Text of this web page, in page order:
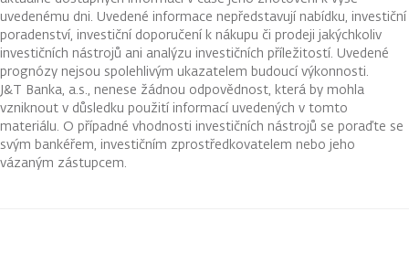
uvedenému dni. Uvedené informace nepředstavují nabídku, investiční
poradenství, investiční doporučení k nákupu či prodeji jakýchkoliv
investičních nástrojů ani analýzu investičních příležitostí. Uvedené
prognózy nejsou spolehlivým ukazatelem budoucí výkonnosti.
J&T Banka, a.s., nenese žádnou odpovědnost, která by mohla
vzniknout v důsledku použití informací uvedených v tomto
materiálu. O případné vhodnosti investičních nástrojů se poraďte se
svým bankéřem, investičním zprostředkovatelem nebo jeho
vázaným zástupcem.